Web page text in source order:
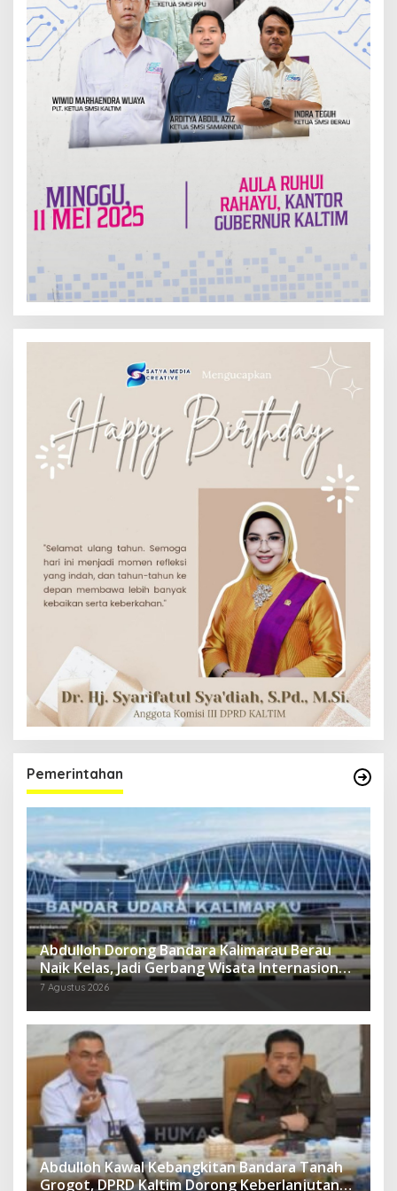
Pemerintahan
Abdulloh Dorong Bandara Kalimarau Berau
Naik Kelas, Jadi Gerbang Wisata Internasional
Kaltim
7 Agustus 2026
Abdulloh Kawal Kebangkitan Bandara Tanah
Grogot, DPRD Kaltim Dorong Keberlanjutan